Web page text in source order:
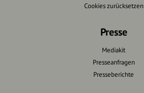
Cookies zurücksetzen
Presse
Mediakit
Presseanfragen
Presseberichte